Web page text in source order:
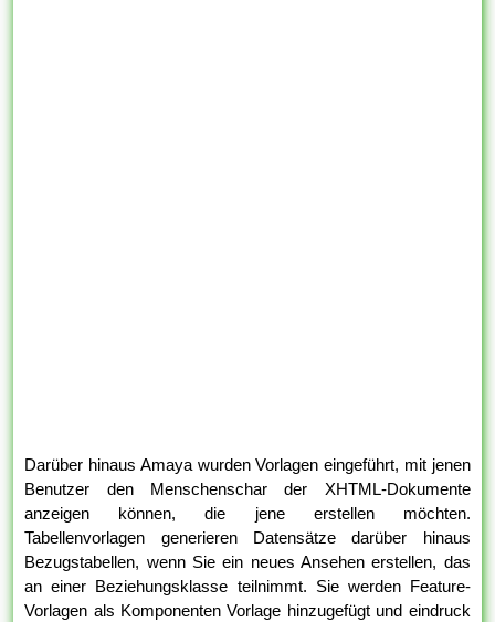
Darüber hinaus Amaya wurden Vorlagen eingeführt, mit jenen
Benutzer den Menschenschar der XHTML-Dokumente
anzeigen können, die jene erstellen möchten.
Tabellenvorlagen generieren Datensätze darüber hinaus
Bezugstabellen, wenn Sie ein neues Ansehen erstellen, das
an einer Beziehungsklasse teilnimmt. Sie werden Feature-
Vorlagen als Komponenten Vorlage hinzugefügt und eindruck